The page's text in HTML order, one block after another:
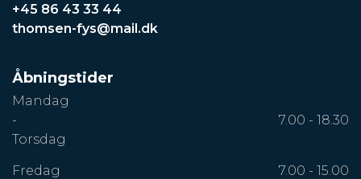
+45 86 43 33 44
thomsen-fys@mail.dk
Åbningstider
Mandag
-
Torsdag
7.00 - 18.30
Fredag 7.00 - 15.00